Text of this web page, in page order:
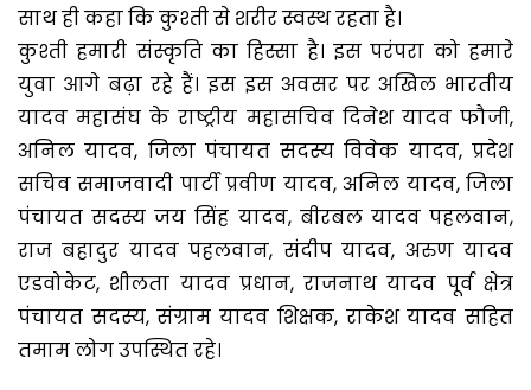
साथ ही कहा कि कुश्ती से शरीर स्वस्थ रहता है।
कुश्ती हमारी संस्कृति का हिस्सा है। इस परंपरा को हमारे
युवा आगे बढ़ा रहे हैं। इस इस अवसर पर अखिल भारतीय
यादव महासंघ के राष्ट्रीय महासचिव दिनेश यादव फौजी,
अनिल यादव, जिला पंचायत सदस्य विवेक यादव, प्रदेश
सचिव समाजवादी पार्टी प्रवीण यादव, अनिल यादव, जिला
पंचायत सदस्य जय सिंह यादव, बीरबल यादव पहलवान,
राज बहादुर यादव पहलवान, संदीप यादव, अरुण यादव
एडवोकेट, शीलता यादव प्रधान, राजनाथ यादव पूर्व क्षेत्र
पंचायत सदस्य, संग्राम यादव शिक्षक, राकेश यादव सहित
तमाम लोग उपस्थित रहे।